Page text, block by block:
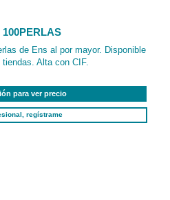
100PERLAS
de Ens al por mayor. Disponible
Alta con CIF.
para ver precio
regístrame